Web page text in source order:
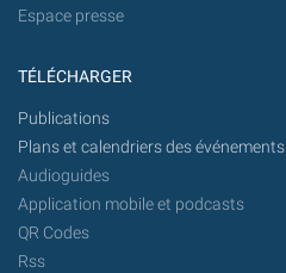
Espace presse
TÉLÉCHARGER
Publications
Plans et calendriers des événements
Audioguides
Application mobile et podcasts
QR Codes
Rss